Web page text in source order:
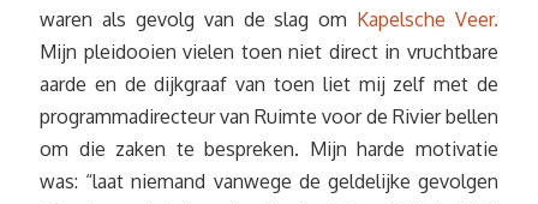
waren als gevolg van de slag om Kapelsche Veer.
Mijn pleidooien vielen toen niet direct in vruchtbare
aarde en de dijkgraaf van toen liet mij zelf met de
programmadirecteur van Ruimte voor de Rivier bellen
om die zaken te bespreken. Mijn harde motivatie
was: “laat niemand vanwege de geldelijke gevolgen